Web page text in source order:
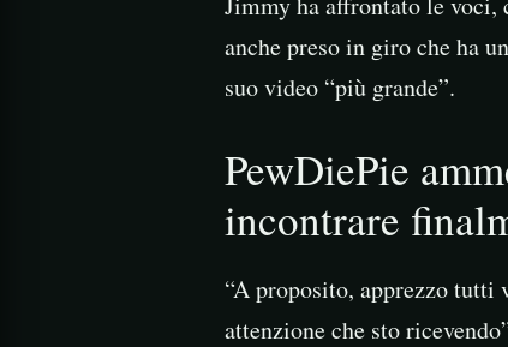
anche preso in giro che ha
suo video “più grande”.
PewDiePie
incontrare
“A proposito, apprezzo tutti
attenzione che sto